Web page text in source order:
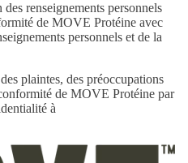
renseignements personnels
de MOVE Protéine avec
personnels et de la
plaintes, des préoccupations
de MOVE Protéine par
à